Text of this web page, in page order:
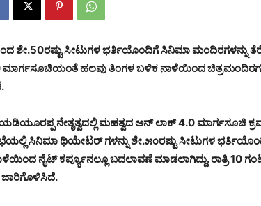
ಶೇ.50ರಷ್ಟು ಸೀಟುಗಳ ಭರ್ತಿಯೊಂದಿಗೆ ಸಿನಿಮಾ ಮಂದಿರಗಳನ್ನು
ಹಲವು ತಿಂಗಳ ಬಳಿಕ ನಾಳೆಯಿಂದ
ನೇತೃತ್ವದಲ್ಲಿ ಮಹತ್ವದ ಅನ್ ಲಾಕ್ 4.0 ಮಾರ್ಗಸೂಚಿ
ಸಿನಿಮಾ ಥಿಯೇಟರ್ ಗಳನ್ನು ಶೇ.೫೦ರಷ್ಟು ಸೀಟುಗಳ
ನೈಟ್ ಕರ್ಪ್ಯೂನಲ್ಲೂ ಬದಲಾವಣೆ ಮಾಡಲಾಗಿದ್ದು. ರಾತ್ರಿ 10